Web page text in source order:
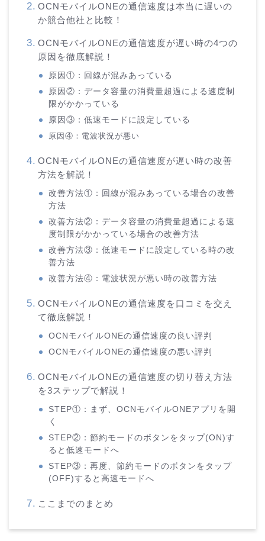
OCNモバイルONEの通信速度は本当に遅いの
か競合他社と比較！
OCNモバイルONEの通信速度が遅い時の4つの
原因を徹底解説！
原因①：回線が混みあっている
原因②：データ容量の消費量超過による速度制
限がかかっている
原因③：低速モードに設定している
原因④：電波状況が悪い
OCNモバイルONEの通信速度が遅い時の改善
方法を解説！
改善方法①：回線が混みあっている場合の改善
方法
改善方法②：データ容量の消費量超過による速
度制限がかかっている場合の改善方法
改善方法③：低速モードに設定している時の改
善方法
改善方法④：電波状況が悪い時の改善方法
OCNモバイルONEの通信速度を口コミを交え
て徹底解説！
OCNモバイルONEの通信速度の良い評判
OCNモバイルONEの通信速度の悪い評判
OCNモバイルONEの通信速度の切り替え方法
を3ステップで解説！
STEP①：まず、OCNモバイルONEアプリを開
く
STEP②：節約モードのボタンをタップ(ON)す
ると低速モードへ
STEP③：再度、節約モードのボタンをタップ
(OFF)すると高速モードへ
ここまでのまとめ